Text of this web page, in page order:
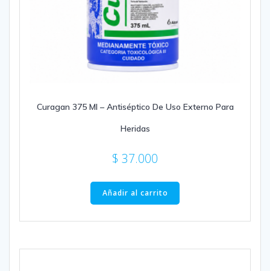
Curagan 375 Ml – Antiséptico De Uso Externo Para
Heridas
$ 37.000
Añadir al carrito